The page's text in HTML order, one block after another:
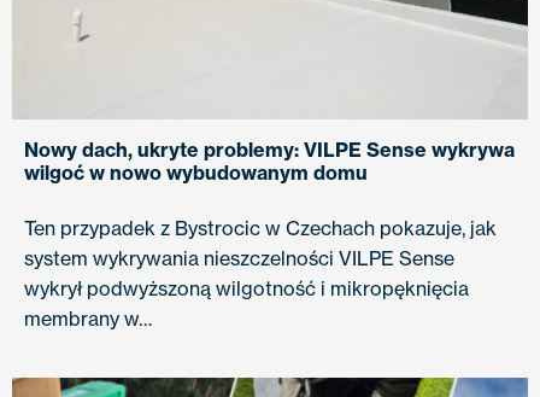
Nowy dach, ukryte problemy: VILPE Sense wykrywa
wilgoć w nowo wybudowanym domu
Ten przypadek z Bystrocic w Czechach pokazuje, jak
system wykrywania nieszczelności VILPE Sense
wykrył podwyższoną wilgotność i mikropęknięcia
membrany w…